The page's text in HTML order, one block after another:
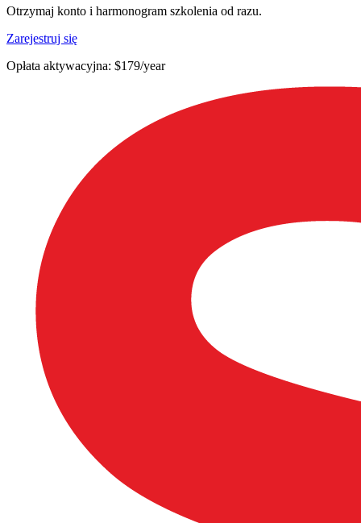
Otrzymaj konto i harmonogram szkolenia od razu.
Zarejestruj się
Opłata aktywacyjna: $179/year